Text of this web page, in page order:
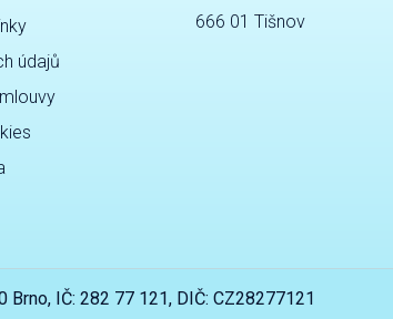
údajů
666 01 Tišnov
Brno, IČ: 282 77 121, DIČ: CZ28277121